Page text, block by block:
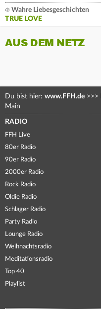
Wahre Liebesgeschichten
TRUE LOVE
AUS DEM NETZ
Du bist hier: www.FFH.de >>>
Main
RADIO
FFH Live
80er Radio
90er Radio
2000er Radio
Rock Radio
Oldie Radio
Schlager Radio
Party Radio
Lounge Radio
Weihnachtsradio
Meditationsradio
Top 40
Playlist